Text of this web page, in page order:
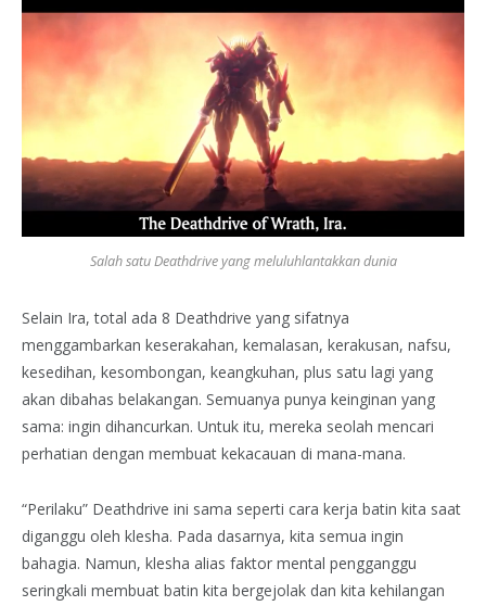
Salah satu Deathdrive yang meluluhlantakkan dunia
Selain Ira, total ada 8 Deathdrive yang sifatnya
menggambarkan keserakahan, kemalasan, kerakusan, nafsu,
kesedihan, kesombongan, keangkuhan, plus satu lagi yang
akan dibahas belakangan. Semuanya punya keinginan yang
sama: ingin dihancurkan. Untuk itu, mereka seolah mencari
perhatian dengan membuat kekacauan di mana-mana.
“Perilaku” Deathdrive ini sama seperti cara kerja batin kita saat
diganggu oleh klesha. Pada dasarnya, kita semua ingin
bahagia. Namun, klesha alias faktor mental pengganggu
seringkali membuat batin kita bergejolak dan kita kehilangan